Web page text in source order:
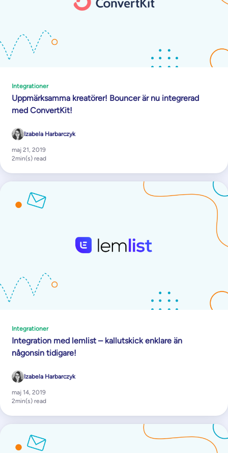
Integrationer
Uppmärksamma kreatörer! Bouncer är nu integrerad
med ConvertKit!
Izabela Harbarczyk
maj 21, 2019
2min(s) read
Integrationer
Integration med lemlist – kallutskick enklare än
någonsin tidigare!
Izabela Harbarczyk
maj 14, 2019
2min(s) read